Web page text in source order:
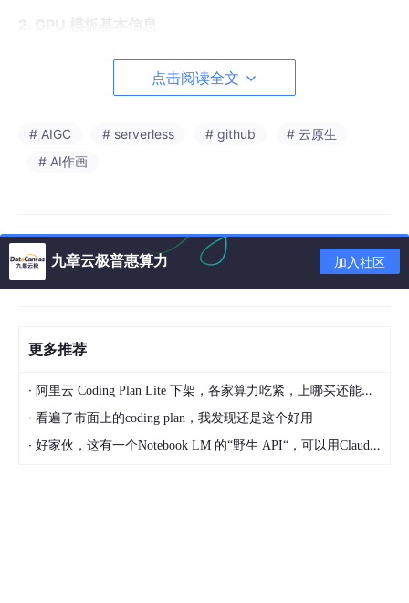
3. GPU 模板端口
端口。
是否公开。
是否探测。
值。
Serverless 模板
点击阅读全文
# AIGC # serverless # github
# 云原生
# AI作画
九章云极普惠算力 加入社区
更多推荐
· 阿里云 Coding Plan Lite 下架，各家算力吃紧，上哪买还能支持GLM-5和5.1的coding plan？_2026-04-15
· 看遍了市面上的coding plan，我发现还是这个好用
· 好家伙，这有一个Notebook LM 的“野生 API“，可以用Claude Code免费用 Google 大模型